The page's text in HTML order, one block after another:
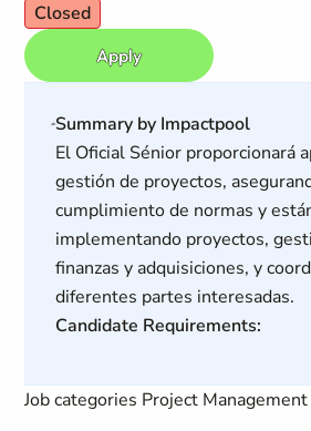
Closed
Apply
Summary by Impactpool
El Oficial Sénior proporcionará
gestión de proyectos,
cumplimiento de normas y
implementando proyectos,
finanzas y adquisiciones, y
diferentes partes interesadas.
Candidate Requirements:
Job categories Project Management